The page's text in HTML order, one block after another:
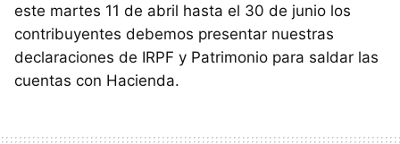
este martes 11 de abril hasta el 30 de junio los
contribuyentes debemos presentar nuestras
declaraciones de IRPF y Patrimonio para saldar las
cuentas con Hacienda.